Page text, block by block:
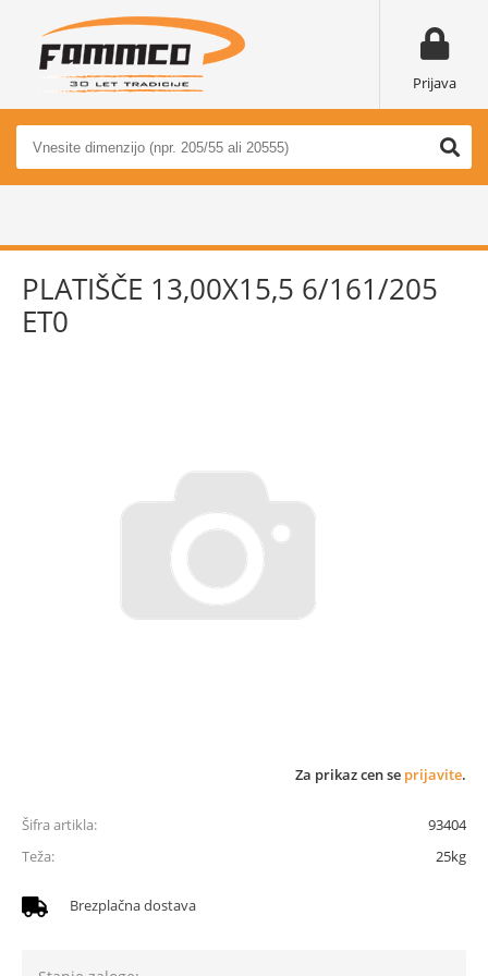
Prijava
PLATIŠČE 13,00X15,5 6/161/205
ET0
Za prikaz cen se prijavite.
Šifra artikla:
93404
Teža:
25kg
Brezplačna dostava